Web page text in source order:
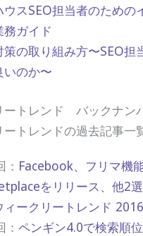
ウスSEO担当者のための
務ガイド
策の取り組み方〜SEO担
いのか〜
ートレンド バックナン
トレンドの過去記事一
Facebook、フリマ機
をリリース、他2
ィークリートレンド
ペンギン4.0で検索順